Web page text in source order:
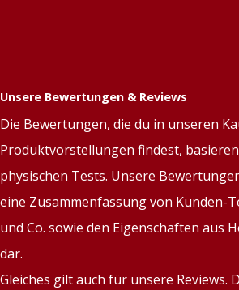
Unsere Bewertungen & Reviews
Die Bewertungen, die du in unseren
Produktvorstellungen findest,
physischen Tests. Unsere
eine Zusammenfassung von Kunden-
und Co. sowie den Eigenschaften aus
dar.
Gleiches gilt auch für unsere Reviews.